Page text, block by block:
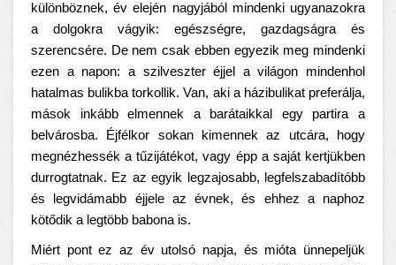
különböznek, év elején nagyjából mindenki ugyanazokra
a dolgokra vágyik: egészségre, gazdagságra és
szerencsére. De nem csak ebben egyezik meg mindenki
ezen a napon: a szilveszter éjjel a világon mindenhol
hatalmas bulikba torkollik. Van, aki a házibulikat preferálja,
mások inkább elmennek a barátaikkal egy partira a
belvárosba. Éjfélkor sokan kimennek az utcára, hogy
megnézhessék a tűzijátékot, vagy épp a saját kertjükben
durrogtatnak. Ez az egyik legzajosabb, legfelszabadítóbb
és legvidámabb éjjele az évnek, és ehhez a naphoz
kötődik a legtöbb babona is.
Miért pont ez az év utolsó napja, és mióta ünnepeljük